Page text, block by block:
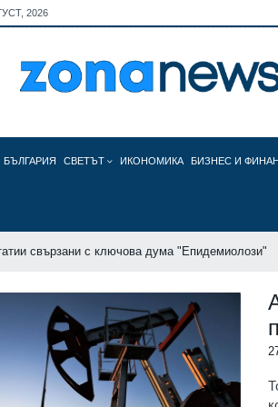
2026
БЪЛГАРИЯ СВЕТЪТ ИКОНОМИКА БИЗНЕС И
свързани с ключова дума "Епидемиолози"